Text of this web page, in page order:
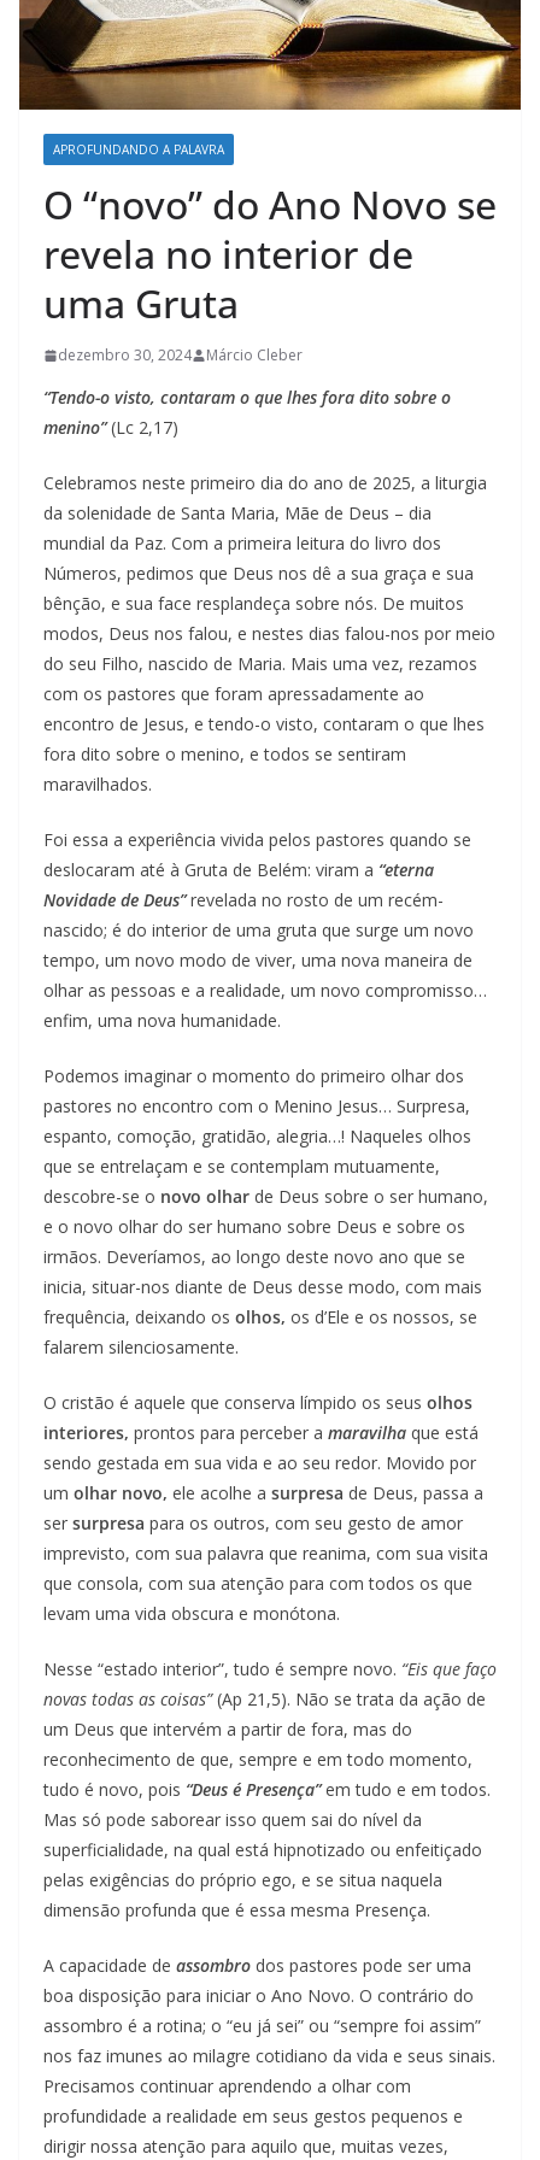
APROFUNDANDO A PALAVRA
O “novo” do Ano Novo se
revela no interior de
uma Gruta
dezembro 30, 2024 Márcio Cleber
“Tendo-o visto, contaram o que lhes fora dito sobre o
menino”(Lc 2,17)
Celebramos neste primeiro dia do ano de 2025, a liturgia
da solenidade de Santa Maria, Mãe de Deus – dia
mundial da Paz. Com a primeira leitura do livro dos
Números, pedimos que Deus nos dê a sua graça e sua
bênção, e sua face resplandeça sobre nós. De muitos
modos, Deus nos falou, e nestes dias falou-nos por meio
do seu Filho, nascido de Maria. Mais uma vez, rezamos
com os pastores que foram apressadamente ao
encontro de Jesus, e tendo-o visto, contaram o que lhes
fora dito sobre o menino, e todos se sentiram
maravilhados.
Foi essa a experiência vivida pelos pastores quando se
deslocaram até à Gruta de Belém: viram a “eterna
Novidade de Deus”revelada no rosto de um recém-
nascido; é do interior de uma gruta que surge um novo
tempo, um novo modo de viver, uma nova maneira de
olhar as pessoas e a realidade, um novo compromisso…
enfim, uma nova humanidade.
Podemos imaginar o momento do primeiro olhar dos
pastores no encontro com o Menino Jesus… Surpresa,
espanto, comoção, gratidão, alegria…! Naqueles olhos
que se entrelaçam e se contemplam mutuamente,
descobre-se o novo olhar de Deus sobre o ser humano,
e o novo olhar do ser humano sobre Deus e sobre os
irmãos. Deveríamos, ao longo deste novo ano que se
inicia, situar-nos diante de Deus desse modo, com mais
frequência, deixando os olhos, os d’Ele e os nossos, se
falarem silenciosamente.
O cristão é aquele que conserva límpido os seus olhos
interiores, prontos para perceber a maravilha que está
sendo gestada em sua vida e ao seu redor. Movido por
um olhar novo, ele acolhe a surpresa de Deus, passa a
ser surpresa para os outros, com seu gesto de amor
imprevisto, com sua palavra que reanima, com sua visita
que consola, com sua atenção para com todos os que
levam uma vida obscura e monótona.
Nesse “estado interior”, tudo é sempre novo. “Eis que faço
novas todas as coisas”(Ap 21,5). Não se trata da ação de
um Deus que intervém a partir de fora, mas do
reconhecimento de que, sempre e em todo momento,
tudo é novo, pois “Deus é Presença”em tudo e em todos.
Mas só pode saborear isso quem sai do nível da
superficialidade, na qual está hipnotizado ou enfeitiçado
pelas exigências do próprio ego, e se situa naquela
dimensão profunda que é essa mesma Presença.
A capacidade de assombro dos pastores pode ser uma
boa disposição para iniciar o Ano Novo. O contrário do
assombro é a rotina; o “eu já sei” ou “sempre foi assim”
nos faz imunes ao milagre cotidiano da vida e seus sinais.
Precisamos continuar aprendendo a olhar com
profundidade a realidade em seus gestos pequenos e
dirigir nossa atenção para aquilo que, muitas vezes,